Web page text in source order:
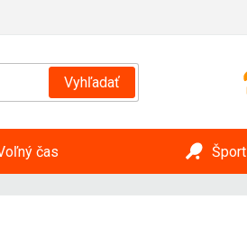
Vyhľadať
čas Šport